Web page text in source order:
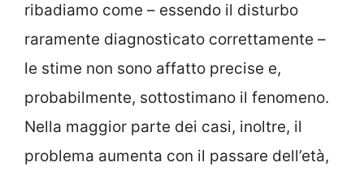
ribadiamo come – essendo il disturbo
raramente diagnosticato correttamente –
le stime non sono affatto precise e,
probabilmente, sottostimano il fenomeno.
Nella maggior parte dei casi, inoltre, il
problema aumenta con il passare dell’età,